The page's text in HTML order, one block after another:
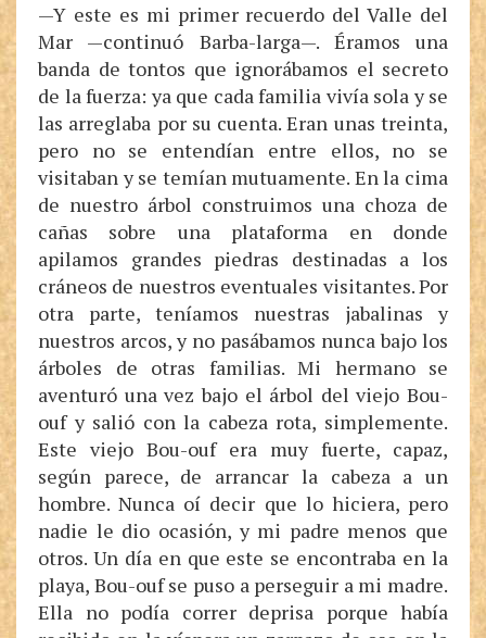
—Y este es mi primer recuerdo del Valle del
Mar —continuó Barba-larga—. Éramos una
banda de tontos que ignorábamos el secreto
de la fuerza: ya que cada familia vivía sola y se
las arreglaba por su cuenta. Eran unas treinta,
pero no se entendían entre ellos, no se
visitaban y se temían mutuamente. En la cima
de nuestro árbol construimos una choza de
cañas sobre una plataforma en donde
apilamos grandes piedras destinadas a los
cráneos de nuestros eventuales visitantes. Por
otra parte, teníamos nuestras jabalinas y
nuestros arcos, y no pasábamos nunca bajo los
árboles de otras familias. Mi hermano se
aventuró una vez bajo el árbol del viejo Bou-
ouf y salió con la cabeza rota, simplemente.
Este viejo Bou-ouf era muy fuerte, capaz,
según parece, de arrancar la cabeza a un
hombre. Nunca oí decir que lo hiciera, pero
nadie le dio ocasión, y mi padre menos que
otros. Un día en que este se encontraba en la
playa, Bou-ouf se puso a perseguir a mi madre.
Ella no podía correr deprisa porque había